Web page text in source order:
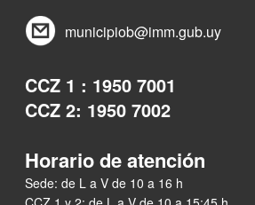
municipiob@imm.gub.uy
CCZ 1 : 1950 7001
CCZ 2: 1950 7002
Horario de atención
Sede: de L a V de 10 a 16 h